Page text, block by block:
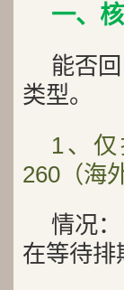
一、
能否
类型。
1、
260（海
情况
在等待排